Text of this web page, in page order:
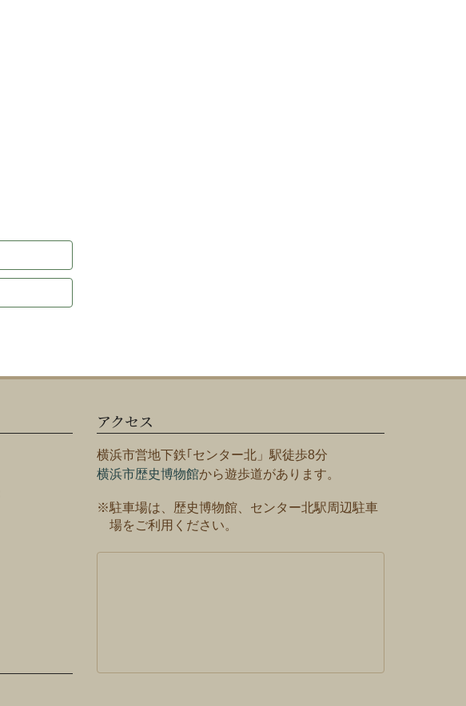
アクセス
横浜市営地下鉄｢センター北」駅徒歩8分
横浜市歴史博物館から遊歩道があります。
※駐車場は、歴史博物館、センター北駅周辺駐車
場をご利用ください。